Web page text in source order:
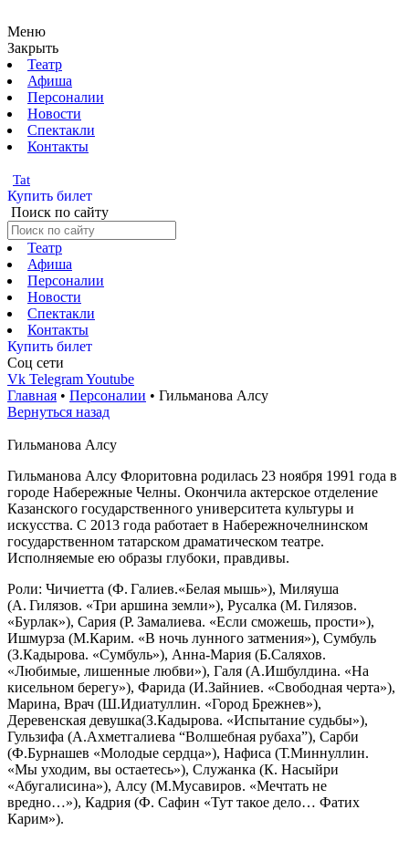
Меню
Закрыть
Театр
Афиша
Персоналии
Новости
Спектакли
Контакты
Tat
Купить билет
Поиск по сайту
Театр
Афиша
Персоналии
Новости
Спектакли
Контакты
Купить билет
Соц cети
Vk TelegramYoutube
Главная • Персоналии • Гильманова Алсу
Вернуться назад
Гильманова Алсу
Гильманова Алсу Флоритовна родилась 23 ноября 1991 года в
городе Набережные Челны. Окончила актерское отделение
Казанского государственного университета культуры и
искусства. С 2013 года работает в Набережночелнинском
государственном татарском драматическом театре.
Исполняемые ею образы глубоки, правдивы.
Роли: Чичиетта (Ф. Галиев.«Белая мышь»), Миляуша
(А. Гилязов. «Три аршина земли»), Русалка (М. Гилязов.
«Бурлак»), Сария (Р. Замалиева. «Если сможешь, прости»),
Ишмурза (М.Карим. «В ночь лунного затмения»), Сумбуль
(З.Кадырова. «Сумбуль»), Анна-Мария (Б.Саляхов.
«Любимые, лишенные любви»), Галя (А.Ишбулдина. «На
кисельном берегу»), Фарида (И.Зайниев. «Свободная черта»),
Марина, Врач (Ш.Идиатуллин. «Город Брежнев»),
Деревенская девушка(З.Кадырова. «Испытание судьбы»),
Гульзифа (А.Ахметгалиева “Волшебная рубаха”), Сарби
(Ф.Бурнашев «Молодые сердца»), Нафиса (Т.Миннуллин.
«Мы уходим, вы остаетесь»), Служанка (К. Насыйри
«Абугалисина»), Алсу (М.Мусавиров. «Мечтать не
вредно…»), Кадрия (Ф. Сафин «Тут такое дело… Фатих
Карим»).